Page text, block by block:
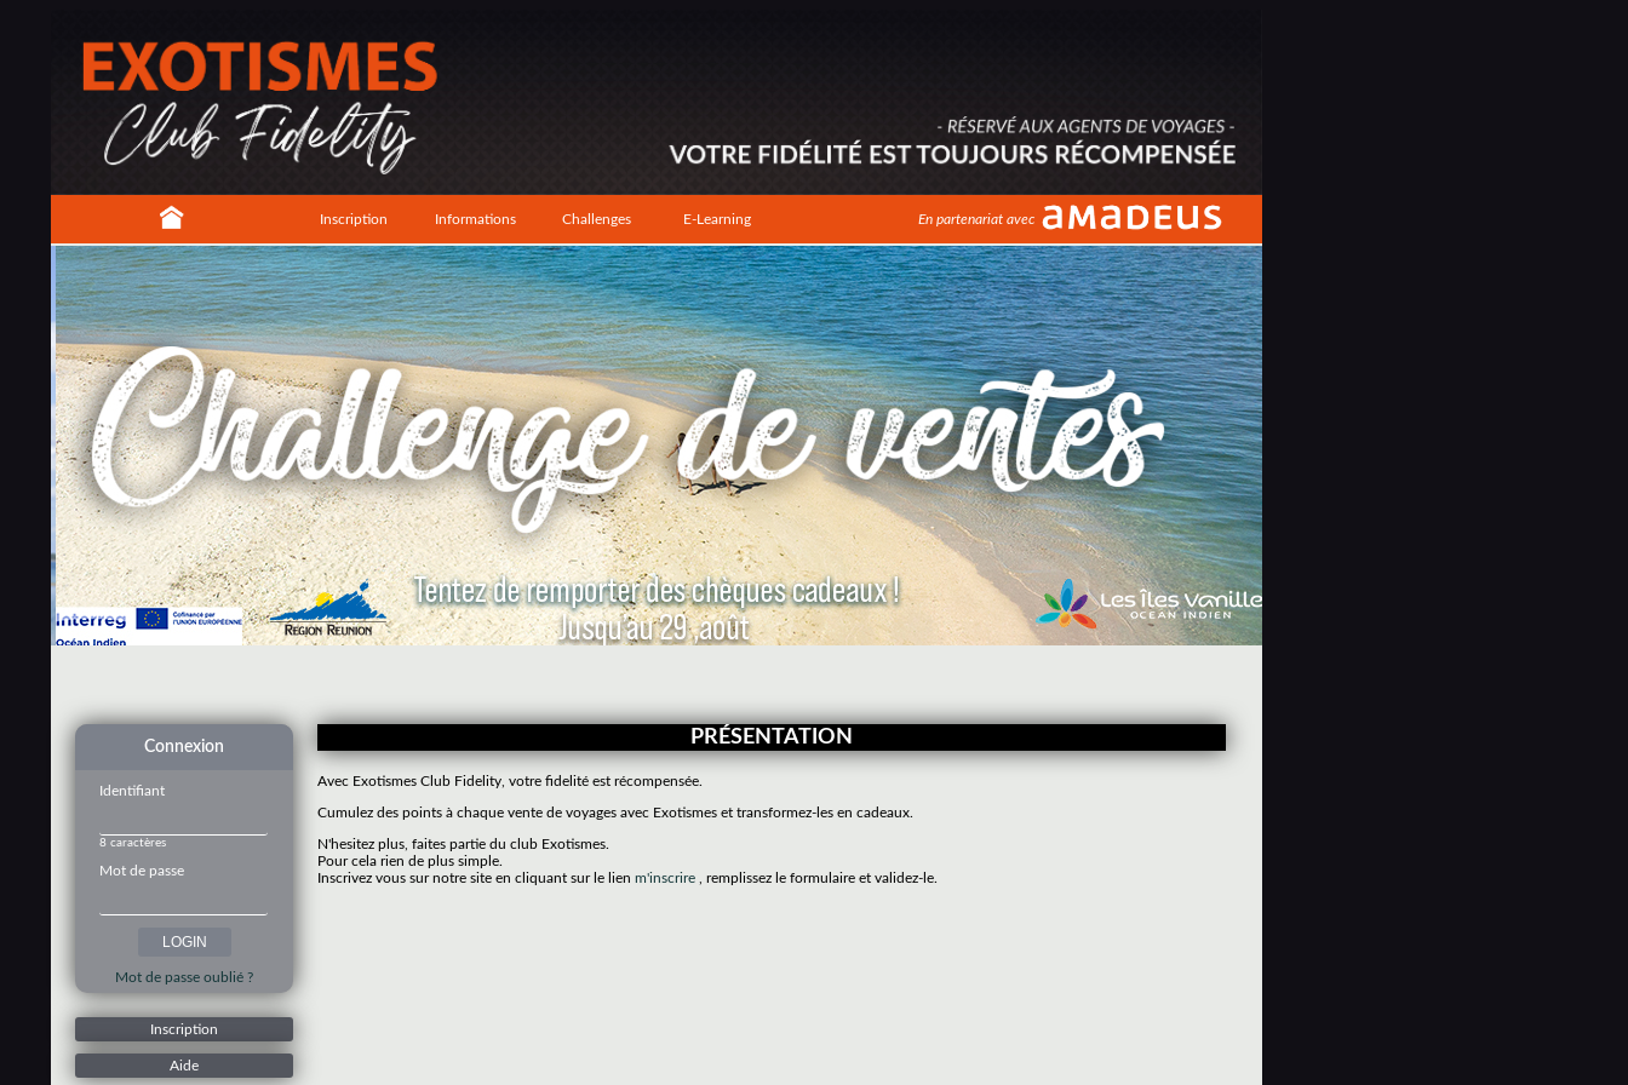
Inscription Informations Challenges E-Learning En partenariat avec
Connexion
Identifiant
8 caractères
Mot de passe
Mot de passe oublié ?
Inscription
Aide
PRÉSENTATION
Avec Exotismes Club Fidelity, votre fidelité est récompensée.
Cumulez des points à chaque vente de voyages avec Exotismes et transformez-les en cadeaux.
N'hesitez plus, faites partie du club Exotismes.
Pour cela rien de plus simple.
Inscrivez vous sur notre site en cliquant sur le lien m'inscrire , remplissez le formulaire et validez-le.